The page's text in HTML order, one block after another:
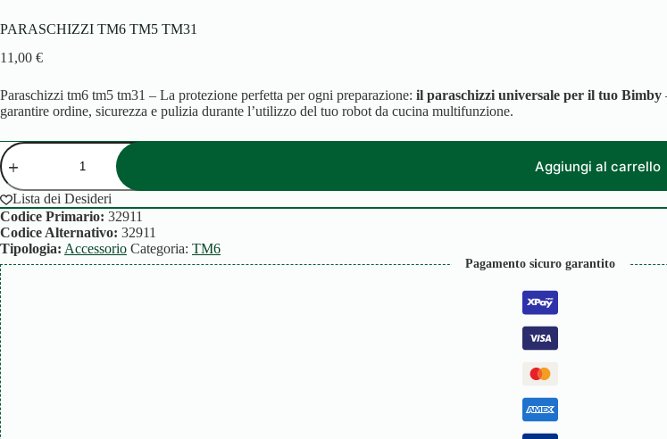
PARASCHIZZI TM6 TM5 TM31
11,00 €
Paraschizzi tm6 tm5 tm31 – La protezione perfetta per ogni preparazione: il paraschizzi universale per il tuo Bimby
garantire ordine, sicurezza e pulizia durante l’utilizzo del tuo robot da cucina multifunzione.
PARASCHIZZI
TM6
TM5
TM31
quantità
Aggiungi al carrello
Lista dei Desideri
Codice Primario: 32911
Codice Alternativo: 32911
Tipologia: Accessorio Categoria: TM6
Pagamento sicuro garantito